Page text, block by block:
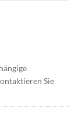
Sie